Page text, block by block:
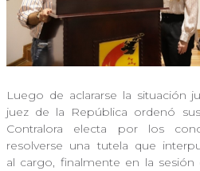
Luego de aclararse la situación
juez de la República ordenó
Contralora electa por los
resolverse una tutela que
al cargo, finalmente en la